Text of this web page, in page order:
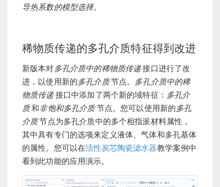
导热系数的模型选择。
稀物质传递的多孔介质特征得到改进
新版本对多孔介质中的稀物质传递接口进行了改
进，以使用新的多孔介质节点。 多孔介质中的稀
物质传递 接口中添加了两个新的域特征： 多孔介
质和非饱和多孔介质节点。您可以使用新的多孔
介质节点为多孔介质中的多个相指派材料属性，
其中具有专门的选项来定义液体、气体和多孔基体
的属性。您可以在活性炭芯陶瓷滤水器教学案例中
看到此功能的应用演示。